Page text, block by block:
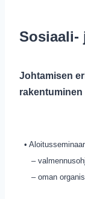
Sosiaali-
Johtamisen
rakentuminen
•
–
– oman